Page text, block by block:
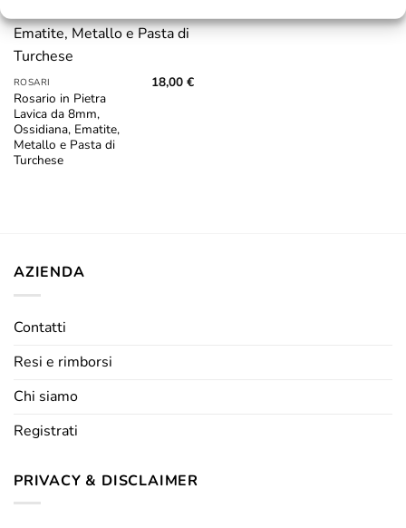
Aggiungi
alla lista
ROSARI
Rosario in Pietra
Lavica da 8mm,
Ossidiana, Ematite,
Metallo e Pasta di
Turchese
18,00€
AZIENDA
Contatti
Resi e rimborsi
Chi siamo
Registrati
PRIVACY & DISCLAIMER